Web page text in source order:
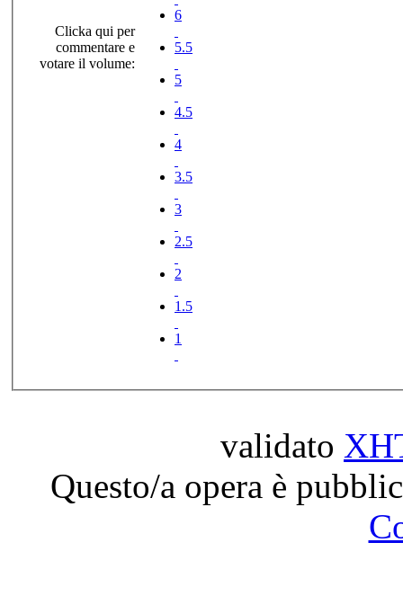
Clicka qui per
commentare e
votare il volume:
6
5.5
5
4.5
4
3.5
3
2.5
2
1.5
1
validato
Questo/a opera è